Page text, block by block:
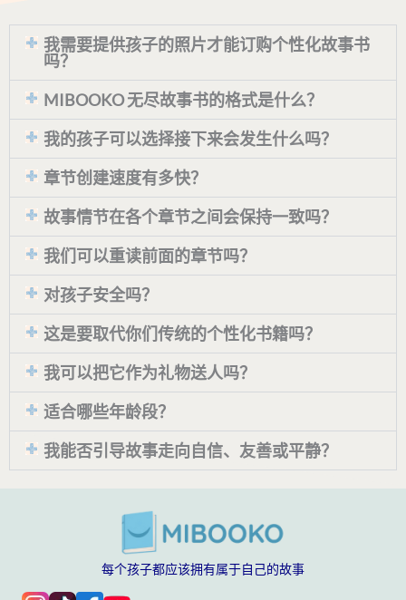
我需要提供孩子的照片才能订购个性化故事书
吗？
MIBOOKO 无尽故事书的格式是什么？
我的孩子可以选择接下来会发生什么吗？
章节创建速度有多快？
故事情节在各个章节之间会保持一致吗？
我们可以重读前面的章节吗？
对孩子安全吗？
这是要取代你们传统的个性化书籍吗？
我可以把它作为礼物送人吗？
适合哪些年龄段？
我能否引导故事走向自信、友善或平静？
每个孩子都应该拥有属于自己的故事